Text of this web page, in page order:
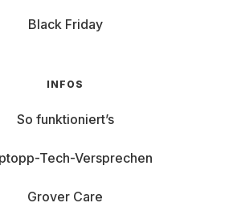
Black Friday
INFOS
So funktioniert’s
Tech-Versprechen
Grover Care